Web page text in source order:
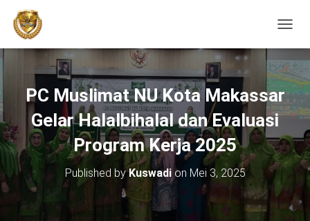
PC Muslimat NU Kota Makassar
Gelar Halalbihalal dan Evaluasi
Program Kerja 2025
Published byKuswadion Mei 3, 2025